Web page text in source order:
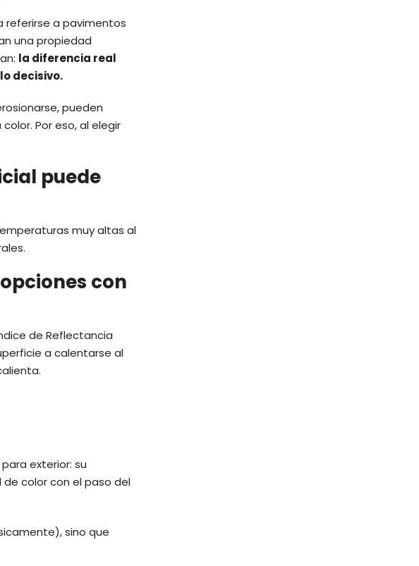
referirse a pavimentos
una propiedad
la diferencia real
decisivo.
pueden
Por eso, al elegir
puede
muy altas al
con
de Reflectancia
a calentarse al
exterior: su
color con el paso del
sino que